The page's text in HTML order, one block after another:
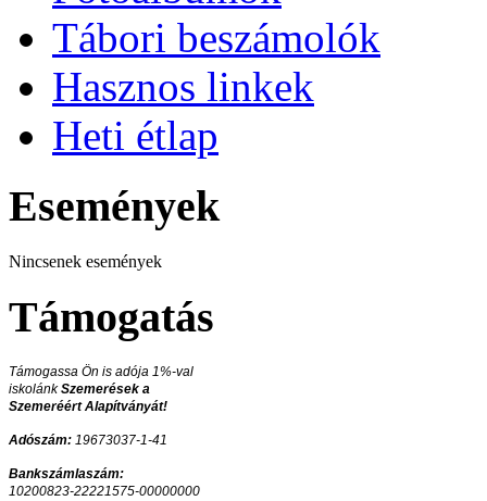
Tábori beszámolók
Hasznos linkek
Heti étlap
Események
Nincsenek események
Támogatás
Támogassa Ön is adója 1%-val
iskolánkSzemerések a
Szemeréért Alapítványát!
Adószám: 19673037-1-41
Bankszámlaszám:
10200823-22221575-00000000